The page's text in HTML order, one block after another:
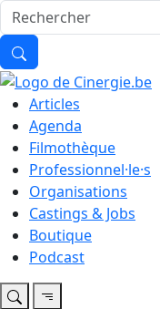
Articles
Agenda
Filmothèque
Professionnel·le·s
Organisations
Castings & Jobs
Boutique
Podcast